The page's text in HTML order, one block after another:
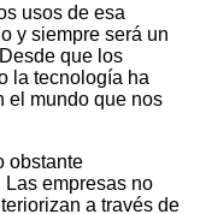
usos de esa
y siempre será un
que los
la tecnología ha
el mundo que nos
obstante
empresas no
a través de